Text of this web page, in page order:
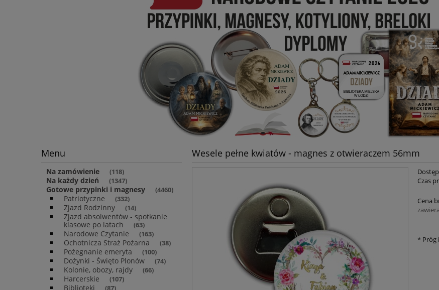
Menu
Na zamówienie (118)
Na każdy dzień (1347)
Gotowe przypinki i magnesy (4460)
Patriotyczne (332)
Zjazd Rodzinny (14)
Zjazd absolwentów - spotkanie
klasowe po latach
(63)
Narodowe Czytanie (163)
Ochotnicza Straż Pożarna (38)
Pożegnanie emeryta (100)
Dożynki - Święto Plonów (74)
Kolonie, obozy, rajdy (66)
Harcerskie (107)
Biblioteki (87)
Wesele pełne kwiatów - magnes z otwieraczem 56mm
Czas
Cena
* Próg